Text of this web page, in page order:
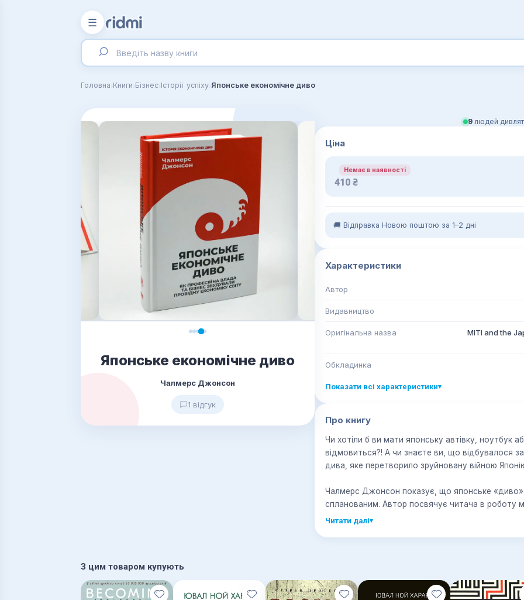
☰
Головна›Книги›Бізнес›Історії успіху›Японське економічне диво
Японське економічне диво
Чалмерс Джонсон
1 відгук
9 людей
Ціна
Немає в наявності
410 ₴
🚚 Відправка Новою поштою за 1–2 дні
Характеристики
Автор
Видавництво
Оригінальна назва
MITI and the
Обкладинка
Показати всі характеристики▾
Про книгу
Чи хотіли б ви мати японську автівку, ноутбук
відмовиться?! А чи знаєте ви, що відбувалося
дива, яке перетворило зруйновану війною
Чалмерс Джонсон показує, що японське «диво»
спланованим. Автор посвячує читача в роботу
Міністерства міжнародної торгівлі та
Замість чекати на «диво», японці його
Україні слід вивчити цей урок.
Читати далі▾
З цим товаром купують